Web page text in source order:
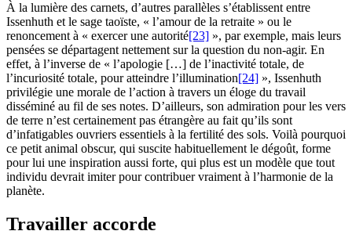
À la lumière des carnets, d’autres parallèles s’établissent entre
Issenhuth et le sage taoïste, « l’amour de la retraite » ou le
renoncement à « exercer une autorité[23] », par exemple, mais leurs
pensées se départagent nettement sur la question du non-agir. En
effet, à l’inverse de « l’apologie […] de l’inactivité totale, de
l’incuriosité totale, pour atteindre l’illumination[24] », Issenhuth
privilégie une morale de l’action à travers un éloge du travail
disséminé au fil de ses notes. D’ailleurs, son admiration pour les vers
de terre n’est certainement pas étrangère au fait qu’ils sont
d’infatigables ouvriers essentiels à la fertilité des sols. Voilà pourquoi
ce petit animal obscur, qui suscite habituellement le dégoût, forme
pour lui une inspiration aussi forte, qui plus est un modèle que tout
individu devrait imiter pour contribuer vraiment à l’harmonie de la
planète.
Travailler accorde